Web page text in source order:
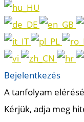
Bejelentkezés
A tanfolyam
Kérjük, adja meg